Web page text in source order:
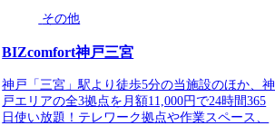
その他
BIZcomfort神戸三宮
神戸「三宮」駅より徒歩5分の当施設のほか、神
戸エリアの全3拠点を月額11,000円で24時間365
日使い放題！テレワーク拠点や作業スペース、